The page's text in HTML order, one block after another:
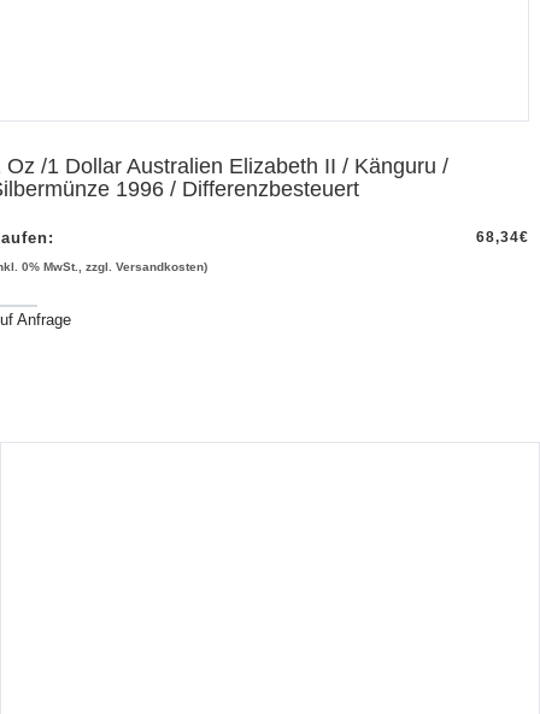
Oz /1 Dollar Australien Elizabeth II / Känguru /
1996 / Differenzbesteuert
68,34€
0% MwSt., zzgl. Versandkosten)
Anfrage